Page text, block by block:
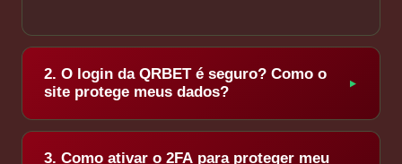
2. O login da QRBET é seguro? Como o
site protege meus dados?
Sim. O login QRBET é considerado um dos
3. Como ativar o 2FA para proteger meu